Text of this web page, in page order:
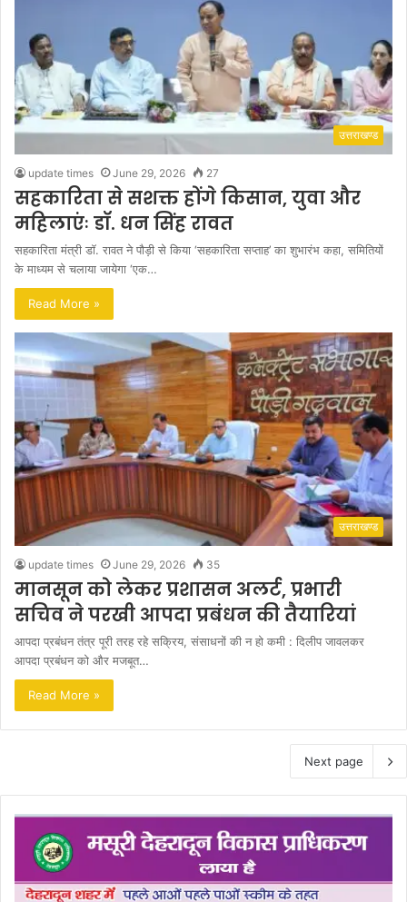
उत्तराखण्ड
update times June 29, 2026 27
सहकारिता से सशक्त होंगे किसान, युवा और
महिलाएंः डॉ. धन सिंह रावत
सहकारिता मंत्री डाॅ. रावत ने पौड़ी से किया ‘सहकारिता सप्ताह’ का शुभारंभ कहा, समितियों
के माध्यम से चलाया जायेगा ‘एक…
Read More »
उत्तराखण्ड
update times June 29, 2026 35
मानसून को लेकर प्रशासन अलर्ट, प्रभारी
सचिव ने परखी आपदा प्रबंधन की तैयारियां
आपदा प्रबंधन तंत्र पूरी तरह रहे सक्रिय, संसाधनों की न हो कमी : दिलीप जावलकर
आपदा प्रबंधन को और मजबूत…
Read More »
Next page